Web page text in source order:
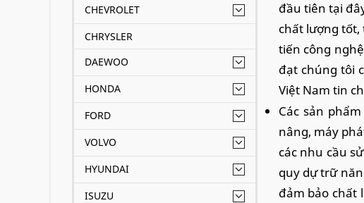
CHEVROLET
CHRYSLER
DAEWOO
HONDA
FORD
VOLVO
HYUNDAI
ISUZU
đầu tiên tại
chất lượng tốt,
tiến công
đạt chúng tôi
Việt Nam tin
Các sản
nâng, máy
các nhu cầu
quy dự trữ
đảm bảo chất